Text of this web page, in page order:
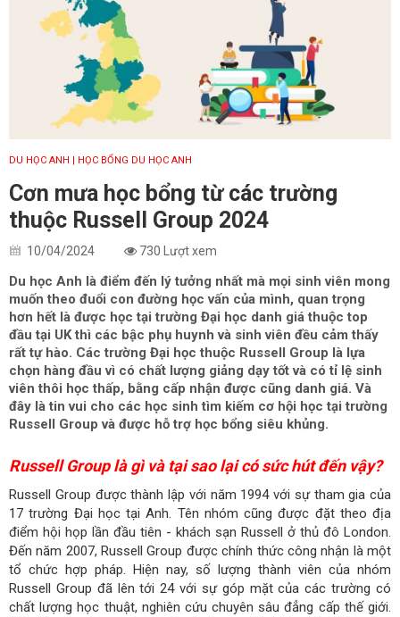
DU HỌC ANH | HỌC BỔNG DU HỌC ANH
Cơn mưa học bổng từ các trường
thuộc Russell Group 2024
10/04/2024 730 Lượt xem
Du học Anh là điểm đến lý tưởng nhất mà mọi sinh viên mong
muốn theo đuổi con đường học vấn của mình, quan trọng
hơn hết là được học tại trường Đại học danh giá thuộc top
đầu tại UK thì các bậc phụ huynh và sinh viên đều cảm thấy
rất tự hào. Các trường Đại học thuộc Russell Group là lựa
chọn hàng đầu vì có chất lượng giảng dạy tốt và có tỉ lệ sinh
viên thôi học thấp, bằng cấp nhận được cũng danh giá. Và
đây là tin vui cho các học sinh tìm kiếm cơ hội học tại trường
Russell Group và được hỗ trợ học bổng siêu khủng.
Russell Group là gì và tại sao lại có sức hút đến vậy?
Russell Group được thành lập với năm 1994 với sự tham gia của
17 trường Đại học tại Anh. Tên nhóm cũng được đặt theo địa
điểm hội họp lần đầu tiên - khách sạn Russell ở thủ đô London.
Đến năm 2007, Russell Group được chính thức công nhận là một
tổ chức hợp pháp. Hiện nay, số lượng thành viên của nhóm
Russell Group đã lên tới 24 với sự góp mặt của các trường có
chất lượng học thuật, nghiên cứu chuyên sâu đẳng cấp thế giới.